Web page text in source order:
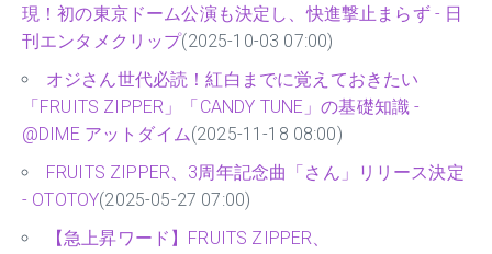
現！初の東京ドーム公演も決定し、快進撃止まらず - 日
刊エンタメクリップ(2025-10-03 07:00)
オジさん世代必読！紅白までに覚えておきたい
「FRUITS ZIPPER」「CANDY TUNE」の基礎知識 -
@DIME アットダイム(2025-11-18 08:00)
FRUITS ZIPPER、3周年記念曲「さん」リリース決定
- OTOTOY(2025-05-27 07:00)
【急上昇ワード】FRUITS ZIPPER、